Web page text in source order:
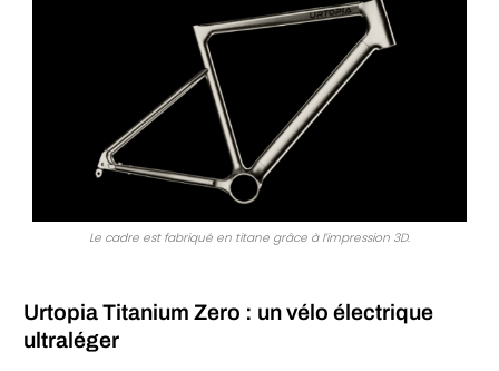
Le cadre est fabriqué en titane grâce à l’impression 3D.
Urtopia Titanium Zero : un vélo électrique
ultraléger